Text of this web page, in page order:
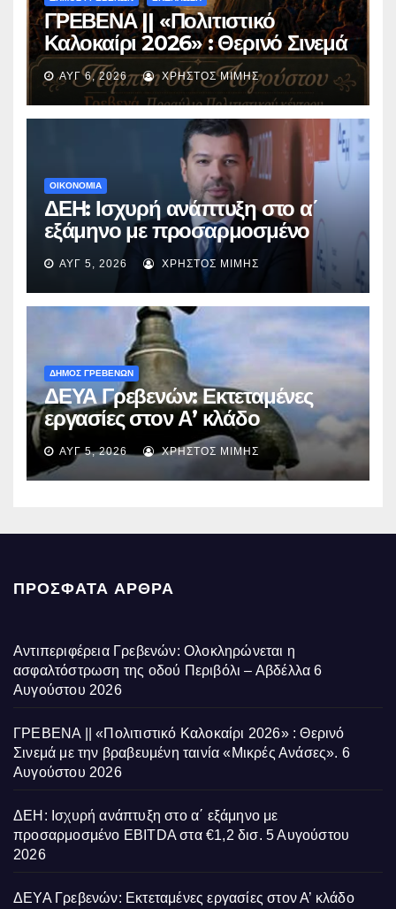
ΓΡΕΒΕΝΑ || «Πολιτιστικό
Καλοκαίρι 2026» : Θερινό Σινεμά
με την βραβευμένη ταινία
«Μικρές Ανάσες».
ΑΥΓ 6, 2026 ΧΡΉΣΤΟΣ ΜΊΜΗΣ
ΟΙΚΟΝΟΜΙΑ
ΔΕΗ: Ισχυρή ανάπτυξη στο α΄
εξάμηνο με προσαρμοσμένο
EBITDA στα €1,2 δισ.
ΑΥΓ 5, 2026 ΧΡΉΣΤΟΣ ΜΊΜΗΣ
ΔΗΜΟΣ ΓΡΕΒΕΝΩΝ
ΔΕΥΑ Γρεβενών: Εκτεταμένες
εργασίες στον Α’ κλάδο
ύδρευσης – Ποιες περιοχές
επηρεάζονται την Πέμπτη
ΑΥΓ 5, 2026 ΧΡΉΣΤΟΣ ΜΊΜΗΣ
ΠΡΌΣΦΑΤΑ ΆΡΘΡΑ
Αντιπεριφέρεια Γρεβενών: Ολοκληρώνεται η
ασφαλτόστρωση της οδού Περιβόλι – Αβδέλλα 6
Αυγούστου 2026
ΓΡΕΒΕΝΑ || «Πολιτιστικό Καλοκαίρι 2026» : Θερινό
Σινεμά με την βραβευμένη ταινία «Μικρές Ανάσες». 6
Αυγούστου 2026
ΔΕΗ: Ισχυρή ανάπτυξη στο α΄ εξάμηνο με
προσαρμοσμένο EBITDA στα €1,2 δισ. 5 Αυγούστου
2026
ΔΕΥΑ Γρεβενών: Εκτεταμένες εργασίες στον Α’ κλάδο